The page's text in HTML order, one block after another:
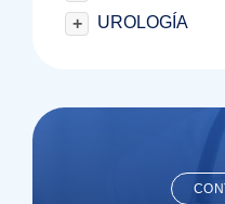
+
UROLOGÍA